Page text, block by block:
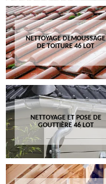
NETTOYAGE DEMOUSSAGE
DE TOITURE 46 LOT
NETTOYAGE ET POSE DE
GOUTTIÈRE 46 LOT